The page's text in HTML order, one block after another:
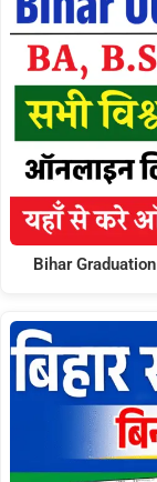
Bihar